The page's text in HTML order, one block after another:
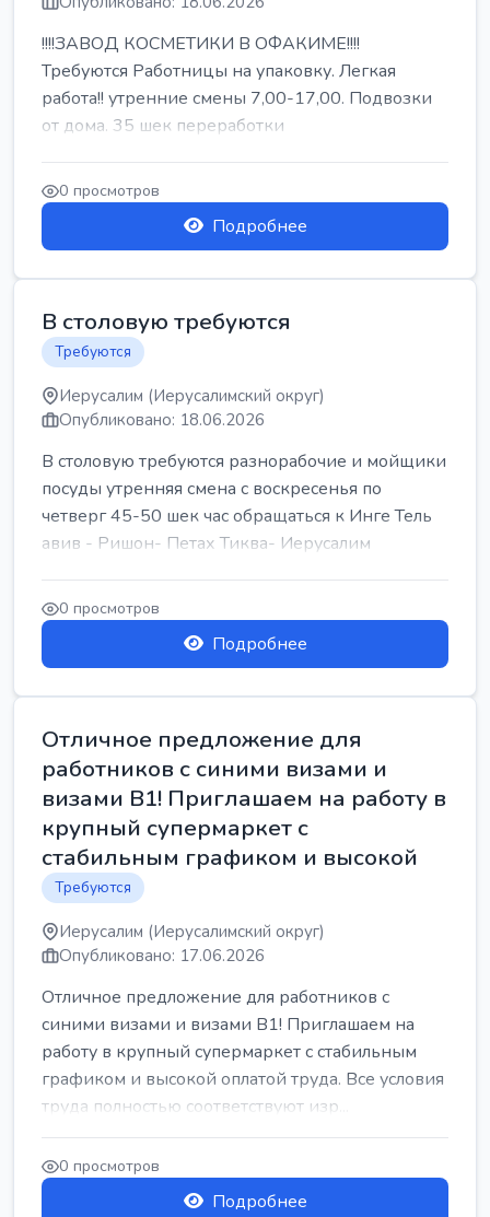
!!!!ЗАВОД КОСМЕТИКИ В ОФАКИМЕ!!!!
Требуются Работницы на упаковку. Легкая
работа!! утренние смены 7,00-17,00. Подвозки
от дома. 35 шек переработки
0 просмотров
Подробнее
В столовую требуются
Требуются
Иерусалим (Иерусалимский округ)
Опубликовано: 18.06.2026
В столовую требуются разнорабочие и мойщики
посуды утренняя смена с воскресенья по
четверг 45-50 шек час обращаться к Инге Тель
авив - Ришон- Петах Тиква- Иерусалим
0 просмотров
Подробнее
Отличное предложение для
работников с синими визами и
визами B1! Приглашаем на работу в
крупный супермаркет с
стабильным графиком и высокой
Требуются
Иерусалим (Иерусалимский округ)
Опубликовано: 17.06.2026
Отличное предложение для работников с
синими визами и визами B1! Приглашаем на
работу в крупный супермаркет с стабильным
графиком и высокой оплатой труда. Все условия
труда полностью соответствуют изр...
0 просмотров
Подробнее